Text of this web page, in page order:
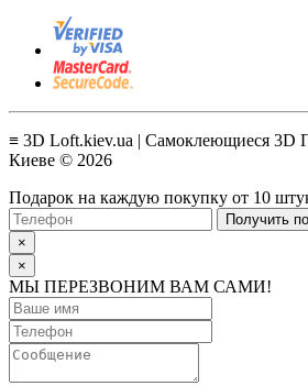
≡ 3D Loft.kiev.ua | Самоклеющиеся 3D
Киеве © 2026
Подарок на каждую покупку от 10
Получить
×
×
МЫ ПЕРЕЗВОНИМ ВАМ САМИ!